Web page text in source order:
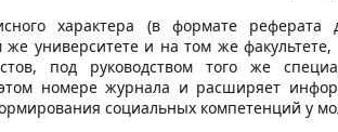
характера (в формате реферата
университете и на том же факультете,
под руководством того же
номере журнала и расширяет
социальных компетенций у